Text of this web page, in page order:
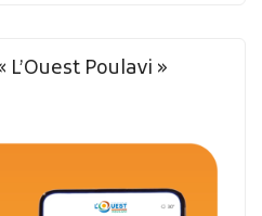
Poulavi »